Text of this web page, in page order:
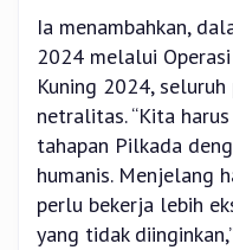
Ia menambahkan,
2024 melalui
Kuning 2024,
netralitas. “Kita
tahapan Pilkada
humanis. Menjelang
perlu bekerja lebih
yang tidak